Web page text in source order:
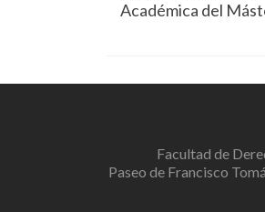
Académica del
Facultad de
Paseo de Francisco